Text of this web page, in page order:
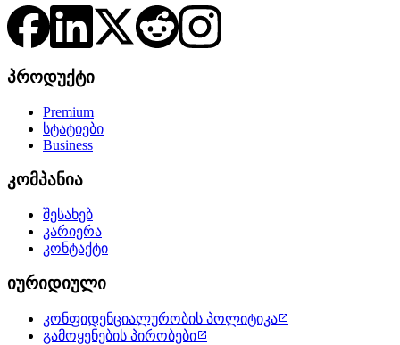
პროდუქტი
Premium
სტატიები
Business
კომპანია
შესახებ
კარიერა
კონტაქტი
იურიდიული
კონფიდენციალურობის პოლიტიკა
გამოყენების პირობები